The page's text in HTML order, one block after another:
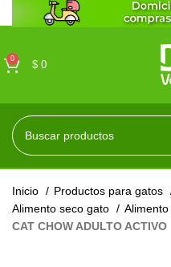
0
$ 0
Inicio Productos para gatos
Alimento seco gato
CAT CHOW ADULTO ACTIVO